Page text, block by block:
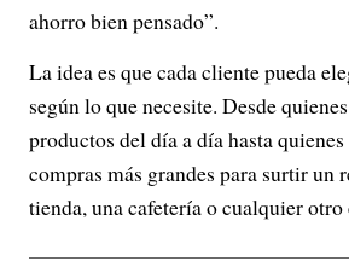
ahorro bien pensado”.
La idea es que cada cliente pueda
según lo que necesite. Desde
productos del día a día hasta
compras más grandes para surtir un
tienda, una cafetería o cualquier